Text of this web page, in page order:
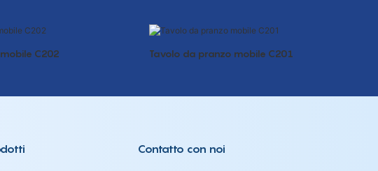
C202 Tavolo da pranzo mobile C201
Contatto con noi